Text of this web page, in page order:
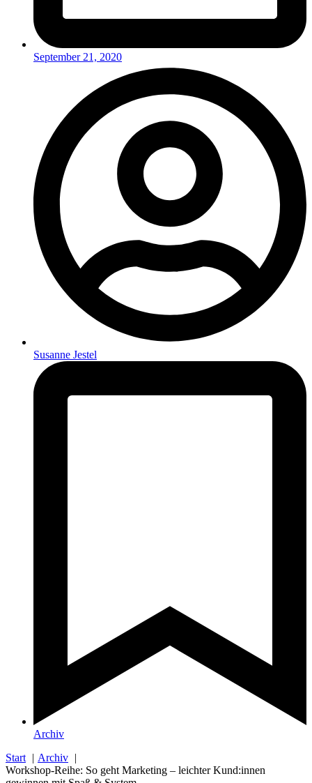
September 21, 2020
Susanne Jestel
Archiv
Start
Archiv
Workshop-Reihe: So geht Marketing – leichter Kund:innen